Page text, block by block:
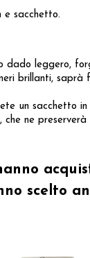
e sacchetto.
dado leggero,
brillanti, saprà
un sacchetto in
che ne
scelto